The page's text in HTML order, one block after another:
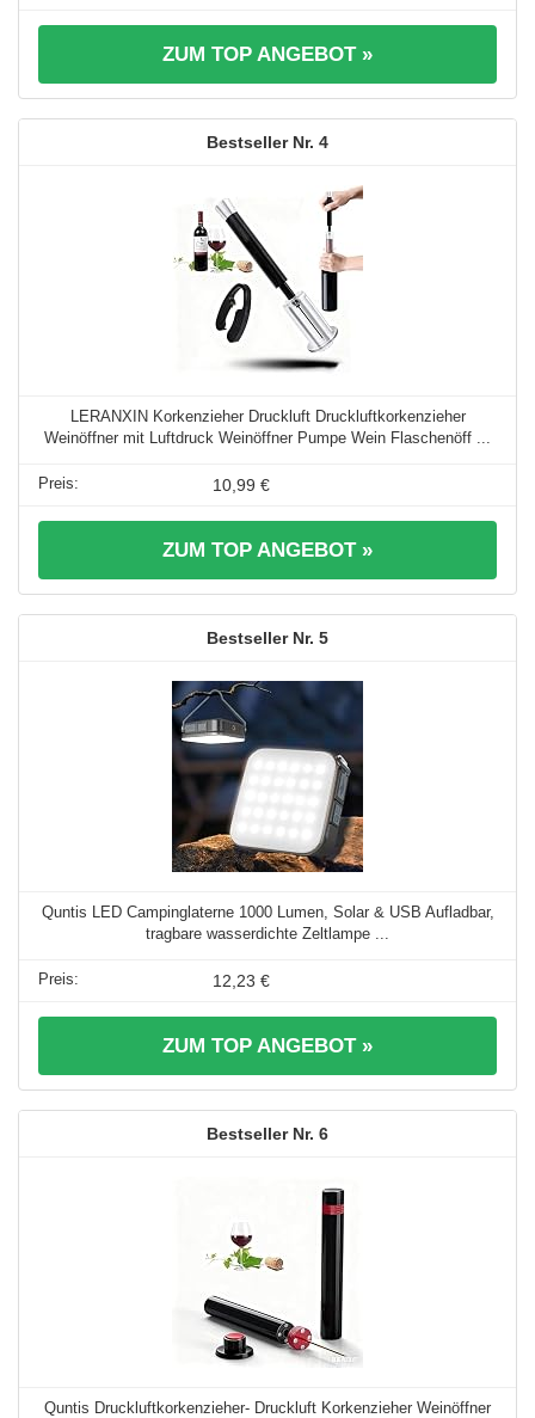
ZUM TOP ANGEBOT »
4
LERANXIN Korkenzieher Druckluft Druckluftkorkenzieher
Weinöffner mit Luftdruck Weinöffner Pumpe Wein Flaschenöff ...
10,99 €
ZUM TOP ANGEBOT »
5
Quntis LED Campinglaterne 1000 Lumen, Solar & USB Aufladbar,
tragbare wasserdichte Zeltlampe ...
12,23 €
ZUM TOP ANGEBOT »
6
Quntis Druckluftkorkenzieher- Druckluft Korkenzieher Weinöffner